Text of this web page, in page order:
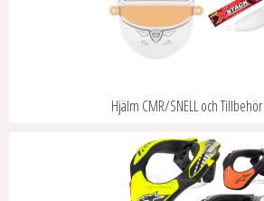
Hjälm CMR/SNELL och Tillbehör